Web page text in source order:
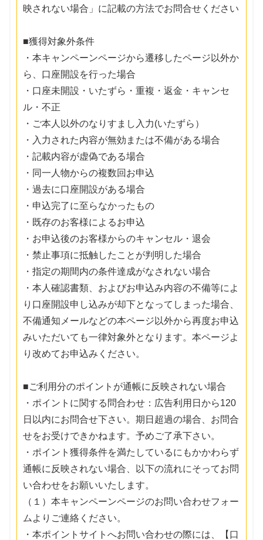
映されない場合」に記載の方法でお問合せください
■獲得対象外条件
・本キャンペーンページから遷移したページ以外か
ら、口座開設を行った場合
・口座未開設・いたずら・重複・返金・キャンセ
ル・不正
・ご本人以外のなりすまし入力(いたずら）
・入力された内容が無効または不備がある場合
・記載内容が虚偽である場合
・同一人物からの複数回お申込
・過去に口座開設がある場合
・申込完了に至らなかったもの
・既存のお客様によるお申込
・お申込後のお客様からのキャンセル・退会
・禁止事項に抵触したことが判明した場合
・指定の期間内の条件達成がなされない場合
・本人確認書類、およびお申込み内容の不備等によ
り口座開設申し込みが却下となってしまった場合、
不備通知メールなどの本ページ以外から再度お申込
みいただいても一律対象外となります。本ページよ
り改めてお申込みください。
■ご利用分のポイントが通帳に反映されない場合
・ポイントに関する問合わせ：広告利用日から120
日以内にお問合せ下さい。期日超過の場合、お問合
せをお受けできかねます。予めご了承下さい。
・ポイント獲得条件を満たしているにもかかわらず
通帳に反映されない場合、以下の流れにそってお問
い合わせをお願いいたします。
（１）本キャンペーンページのお問い合わせフォー
ムよりご連絡ください。
・本ポイントサイトへお問い合わせの際には、【口